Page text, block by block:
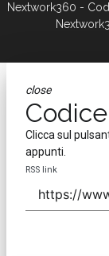
Nextwork360 -
close
Clicca sul
appunti.
RSS link